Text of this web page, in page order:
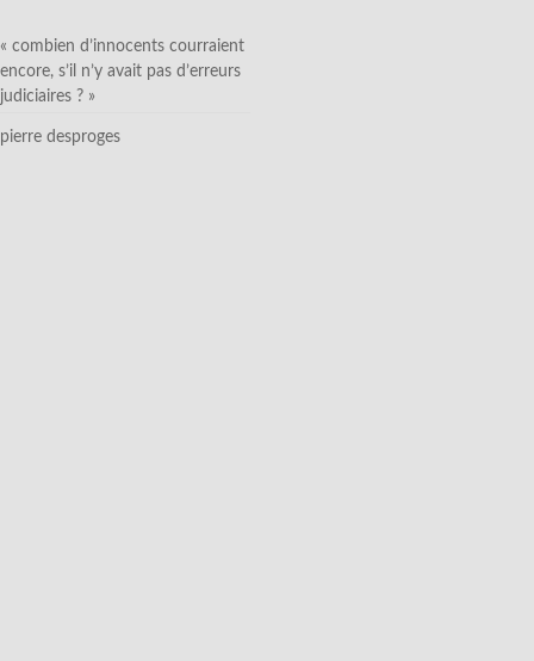
« combien d’innocents courraient
encore, s’il n’y avait pas d’erreurs
judiciaires ? »
pierre desproges